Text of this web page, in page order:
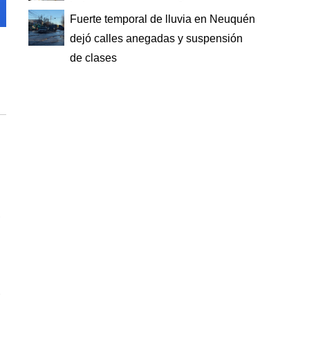
Fuerte temporal de lluvia en Neuquén
dejó calles anegadas y suspensión
de clases